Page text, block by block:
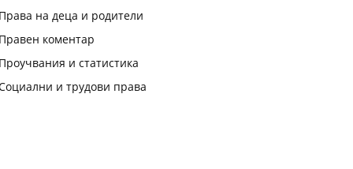
на деца и родители
коментар
и статистика
и трудови права